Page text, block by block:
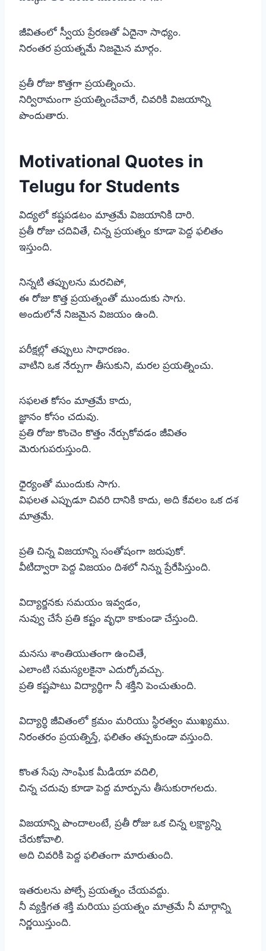
జీవితంలో స్వీయ ప్రేరణతో ఏదైనా సాధ్యం.
నిరంతర ప్రయత్నమే నిజమైన మార్గం.
ప్రతీ రోజు కొత్తగా ప్రయత్నించు.
నిర్విరామంగా ప్రయత్నించేవారే, చివరికి విజయాన్ని
పొందుతారు.
Motivational Quotes in
Telugu for Students
విద్యలో కష్టపడటం మాత్రమే విజయానికి దారి.
ప్రతీ రోజు చదివితే, చిన్న ప్రయత్నం కూడా పెద్ద ఫలితం
ఇస్తుంది.
నిన్నటి తప్పులను మరచిపో,
ఈ రోజు కొత్త ప్రయత్నంతో ముందుకు సాగు.
అందులోనే నిజమైన విజయం ఉంది.
పరీక్షల్లో తప్పులు సాధారణం.
వాటిని ఒక నేర్పుగా తీసుకుని, మరల ప్రయత్నించు.
సఫలత కోసం మాత్రమే కాదు,
జ్ఞానం కోసం చదువు.
ప్రతి రోజు కొంచెం కొత్తం నేర్చుకోవడం జీవితం
మెరుగుపరుస్తుంది.
ధైర్యంతో ముందుకు సాగు.
విఫలత ఎప్పుడూ చివరి దానికి కాదు, అది కేవలం ఒక దశ
మాత్రమే.
ప్రతి చిన్న విజయాన్ని సంతోషంగా జరుపుకో.
వీటిద్వారా పెద్ద విజయం దిశలో నిన్ను ప్రేరేపిస్తుంది.
విద్యార్జనకు సమయం ఇవ్వడం,
నువ్వు చేసే ప్రతి కష్టం వృధా కాకుండా చేస్తుంది.
మనసు శాంతియుతంగా ఉంచితే,
ఎలాంటి సమస్యలకైనా ఎదుర్కోవచ్చు.
ప్రతి కష్టపాటు విద్యార్థిగా నీ శక్తిని పెంచుతుంది.
విద్యార్ధి జీవితంలో క్రమం మరియు స్థిరత్వం ముఖ్యము.
నిరంతరం ప్రయత్నిస్తే, ఫలితం తప్పకుండా వస్తుంది.
కొంత సేపు సాంఘిక మీడియా వదిలి,
చిన్న చదువు కూడా పెద్ద మార్పును తీసుకురాగలదు.
విజయాన్ని పొందాలంటే, ప్రతీ రోజు ఒక చిన్న లక్ష్యాన్ని
చేరుకోవాలి.
అది చివరికి పెద్ద ఫలితంగా మారుతుంది.
ఇతరులను పోల్చే ప్రయత్నం చేయవద్దు.
నీ వ్యక్తిగత శక్తి మరియు ప్రయత్నం మాత్రమే నీ మార్గాన్ని
నిర్ణయిస్తుంది.